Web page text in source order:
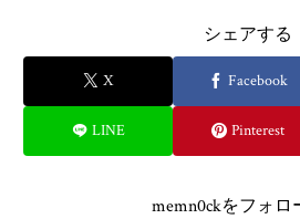
シェアする
X Facebook
LINE Pinterest
memn0ckをフォロ